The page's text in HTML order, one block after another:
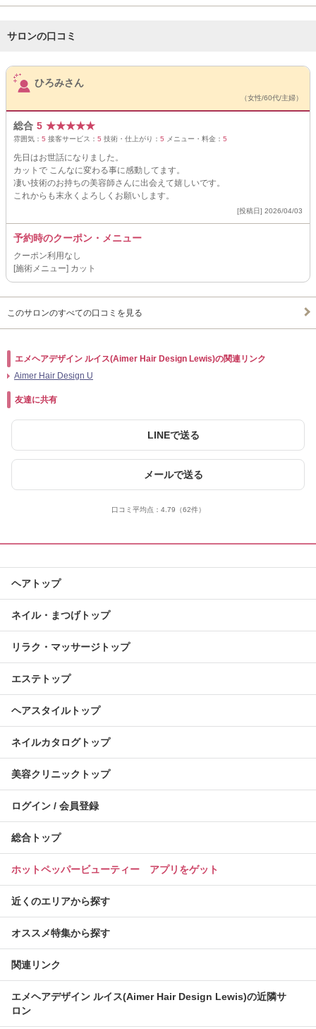
サロンの口コミ
サロンPick Up
ひろみさん
（女性/60代/主婦）
総合 5 ★★★★★
雰囲気： 5 接客サービス： 5 技術・仕上がり： 5 メニュー・料金： 5
先日はお世話になりました。
カットで こんなに変わる事に感動してます。
凄い技術のお持ちの美容師さんに出会えて嬉しいです。
これからも末永くよろしくお願いします。
[投稿日] 2026/04/03
予約時のクーポン・メニュー
クーポン利用なし
[施術メニュー] カット
このサロンのすべての口コミを見る
エメヘアデザイン ルイス(Aimer Hair Design Lewis)の関連リンク
Aimer Hair Design U
友達に共有
LINEで送る
メールで送る
口コミ平均点： 4.79 （62件）
ヘアトップ
ネイル・まつげトップ
リラク・マッサージトップ
エステトップ
ヘアスタイルトップ
ネイルカタログトップ
美容クリニックトップ
ログイン / 会員登録
総合トップ
ホットペッパービューティー アプリをゲット
近くのエリアから探す
オススメ特集から探す
関連リンク
エメヘアデザイン ルイス(Aimer Hair Design Lewis)の近隣サ
ロン